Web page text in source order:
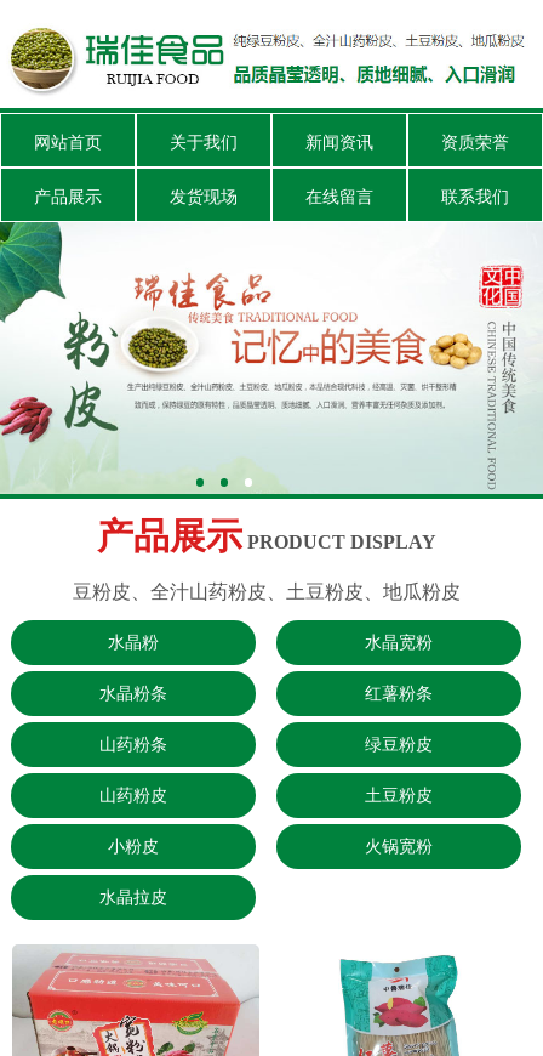
网站首页 关于我们 新闻资讯 资质荣誉
产品展示 发货现场 在线留言 联系我们
产品展示PRODUCT DISPLAY
豆粉皮、全汁山药粉皮、土豆粉皮、地瓜粉皮
水晶粉 水晶宽粉
水晶粉条 红薯粉条
山药粉条 绿豆粉皮
山药粉皮 土豆粉皮
小粉皮 火锅宽粉
水晶拉皮